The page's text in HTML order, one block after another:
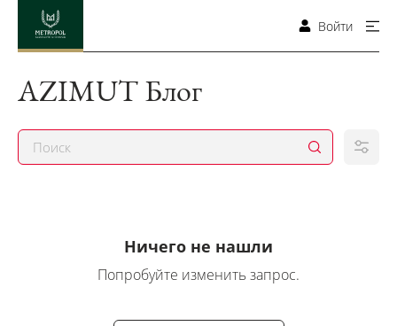
Войти
AZIMUT Блог
Ничего не нашли
Попробуйте изменить запрос.